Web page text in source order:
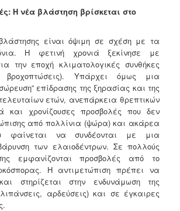
: Η νέα βλάστηση βρίσκεται στο
είναι όψιμη σε σχέση με τα
Η φετινή χρονιά ξεκίνησε με
την εποχή κλιματολογικές συνθήκες
βροχοπτώσεις). Υπάρχει όμως μια
επίδρασης της ξηρασίας και της
ετών, ανεπάρκεια θρεπτικών
και χρονίζουσες προσβολές που δεν
από πολλίνια (ψώρα) και ακάρεα
φαίνεται να συνδέονται με μια
των ελαιοδέντρων. Σε πολλούς
εμφανίζονται προσβολές από το
Η αντιμετώπιση πρέπει να
στηρίζεται στην ενδυνάμωση της
αρδεύσεις) και σε έγκαιρες